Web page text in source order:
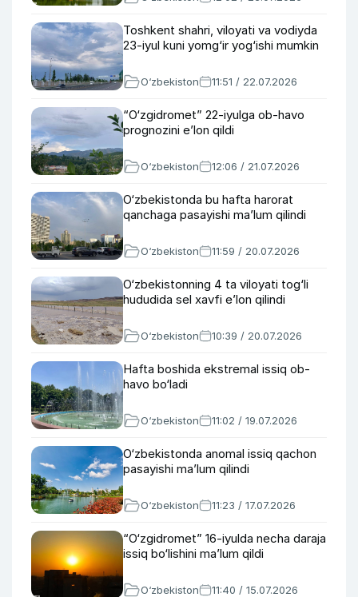
Toshkent shahri, viloyati va vodiyda
23-iyul kuni yomg‘ir yog‘ishi mumkin
O‘zbekiston 11:51 / 22.07.2026
“O‘zgidromet” 22-iyulga ob-havo
prognozini e’lon qildi
O‘zbekiston 12:06 / 21.07.2026
O‘zbekistonda bu hafta harorat
qanchaga pasayishi ma’lum qilindi
O‘zbekiston 11:59 / 20.07.2026
O‘zbekistonning 4 ta viloyati tog‘li
hududida sel xavfi e’lon qilindi
O‘zbekiston 10:39 / 20.07.2026
Hafta boshida ekstremal issiq ob-
havo bo‘ladi
O‘zbekiston 11:02 / 19.07.2026
O‘zbekistonda anomal issiq qachon
pasayishi ma’lum qilindi
O‘zbekiston 11:23 / 17.07.2026
“O‘zgidromet” 16-iyulda necha daraja
issiq bo‘lishini ma’lum qildi
O‘zbekiston 11:40 / 15.07.2026